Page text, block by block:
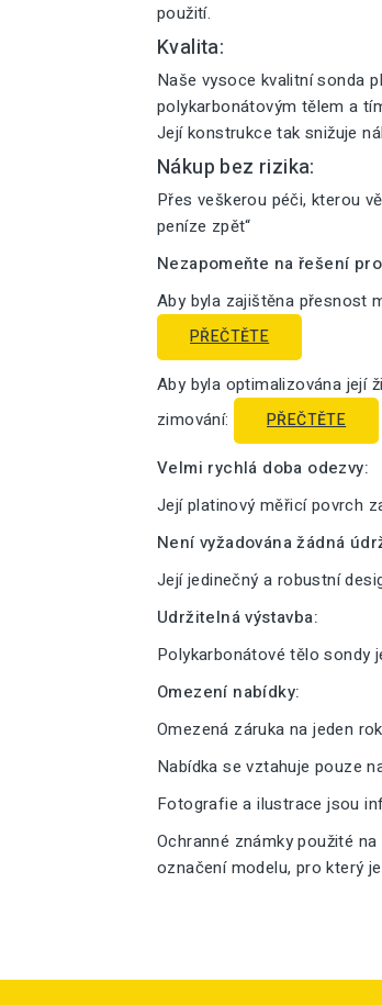
použití.
Kvalita:
Naše vysoce kvalitní sonda
polykarbonátovým tělem a
Její konstrukce tak snižuje
Nákup bez rizika:
Přes veškerou péči, kterou
peníze zpět“
Nezapomeňte na řešení
Aby byla zajištěna přesnost
PŘEČTĚTE
Aby byla optimalizována její
zimování:
PŘEČTĚTE
Velmi rychlá doba odezvy:
Její platinový měřicí povrch
Není vyžadována žádná
Její jedinečný a robustní
Udržitelná výstavba:
Polykarbonátové tělo sondy
Omezení nabídky:
Omezená záruka na jeden
Nabídka se vztahuje pouze
Fotografie a ilustrace jsou
Ochranné známky použité
označení modelu, pro který